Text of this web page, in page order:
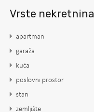
Vrste nekretnina
apartman
garaža
kuća
poslovni prostor
stan
zemljište